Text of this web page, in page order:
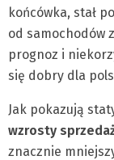
końcówka, stał
od samochodów
prognoz i
się dobry dla
Jak pokazują
wzrosty
znacznie